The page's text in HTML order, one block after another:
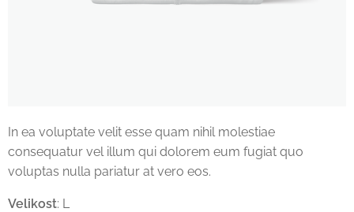
In ea voluptate velit esse quam nihil molestiae
consequatur vel illum qui dolorem eum fugiat quo
voluptas nulla pariatur at vero eos.
Velikost: L